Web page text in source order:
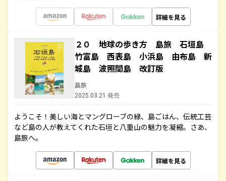
詳細を見る
２０ 地球の歩き方 島旅 石垣島
竹富島 西表島 小浜島 由布島 新
城島 波照間島 改訂版
島旅
2025.03.21 発売
ようこそ！美しい海とマングローブの緑、島ごはん、伝統工芸
など島の人が教えてくれた石垣と八重山の魅力を凝縮。さあ、
島旅へ。
詳細を見る